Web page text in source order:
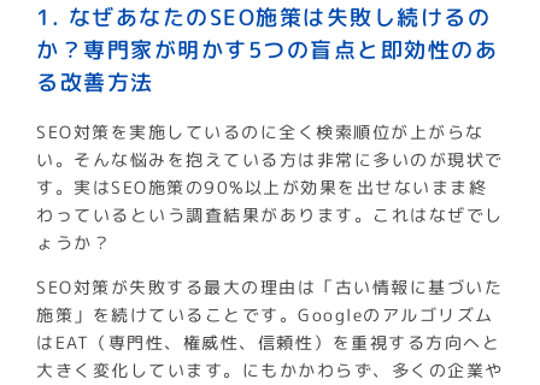
1. なぜあなたのSEO施策は失敗し続けるの
か？専門家が明かす5つの盲点と即効性のあ
る改善方法
SEO対策を実施しているのに全く検索順位が上がらな
い。そんな悩みを抱えている方は非常に多いのが現状で
す。実はSEO施策の90%以上が効果を出せないまま終
わっているという調査結果があります。これはなぜでし
ょうか？
SEO対策が失敗する最大の理由は「古い情報に基づいた
施策」を続けていることです。Googleのアルゴリズム
はEAT（専門性、権威性、信頼性）を重視する方向へと
大きく変化しています。にもかかわらず、多くの企業や